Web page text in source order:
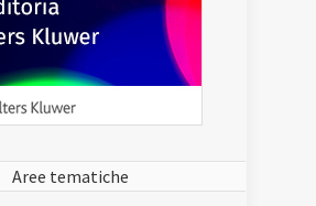
Aree tematiche